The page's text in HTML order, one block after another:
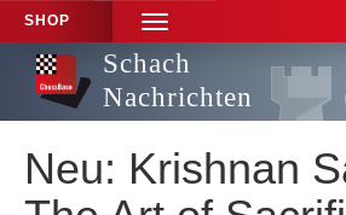
SHOP
TOGGLE
NAVIGATION
Schach
Nachrichten
Neu: Krishnan